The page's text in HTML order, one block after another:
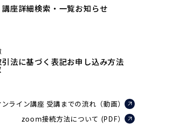
講座詳細検索・一覧お知らせ
法に基づく表記お申し込み方法
ンライン講座 受講までの流れ（動画）
zoom接続方法について (PDF）